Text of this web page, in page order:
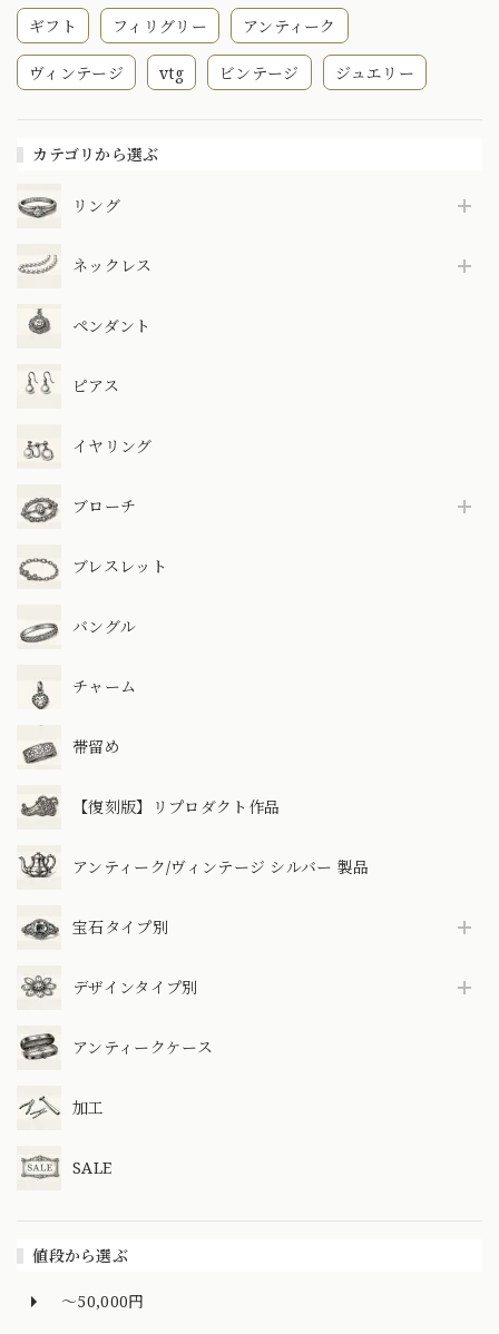
ギフト フィリグリー アンティーク
ヴィンテージ vtg ビンテージ ジュエリー
カテゴリから選ぶ
リング
ネックレス
ペンダント
ピアス
イヤリング
ブローチ
ブレスレット
バングル
チャーム
帯留め
【復刻版】リプロダクト作品
アンティーク/ヴィンテージ シルバー 製品
宝石タイプ別
デザインタイプ別
アンティークケース
加工
SALE
値段から選ぶ
～50,000円